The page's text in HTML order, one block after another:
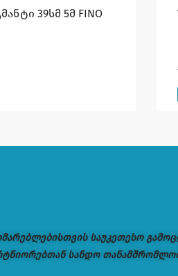
39სმ 5მ FINO
საუკეთესო
სანდო